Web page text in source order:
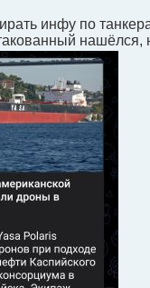
инфу по
нашёлся,